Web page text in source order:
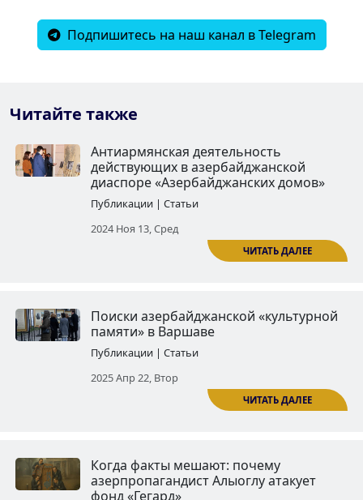
Читайте также
Подпишитесь на наш канал в Telegram